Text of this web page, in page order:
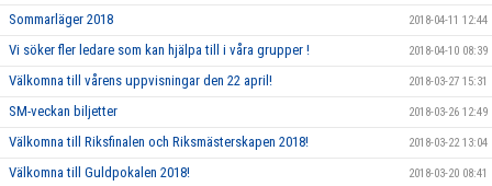
Sommarläger 2018 2018-04-11 12:44
Vi söker fler ledare som kan hjälpa till i våra grupper ! 2018-04-10 08:39
Välkomna till vårens uppvisningar den 22 april! 2018-03-27 15:31
SM-veckan biljetter 2018-03-26 12:49
Välkomna till Riksfinalen och Riksmästerskapen 2018! 2018-03-22 13:04
Välkomna till Guldpokalen 2018! 2018-03-20 08:41